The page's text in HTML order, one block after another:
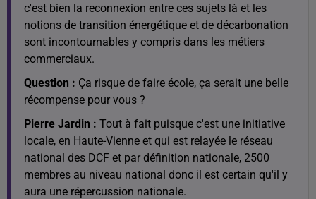
c'est bien la reconnexion entre ces sujets là et les
notions de transition énergétique et de décarbonation
sont incontournables y compris dans les métiers
commerciaux.
Question : Ça risque de faire école, ça serait une belle
récompense pour vous ?
Pierre Jardin : Tout à fait puisque c'est une initiative
locale, en Haute-Vienne et qui est relayée le réseau
national des DCF et par définition nationale, 2500
membres au niveau national donc il est certain qu'il y
aura une répercussion nationale.